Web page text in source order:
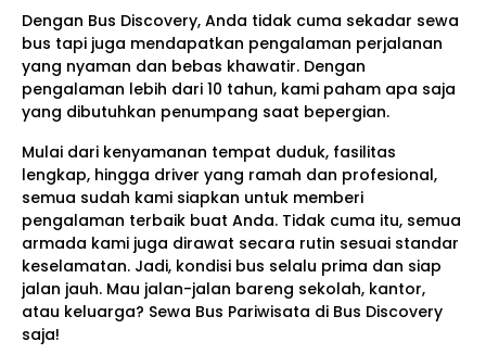
Dengan Bus Discovery, Anda tidak cuma sekadar sewa
bus tapi juga mendapatkan pengalaman perjalanan
yang nyaman dan bebas khawatir. Dengan
pengalaman lebih dari 10 tahun, kami paham apa saja
yang dibutuhkan penumpang saat bepergian.
Mulai dari kenyamanan tempat duduk, fasilitas
lengkap, hingga driver yang ramah dan profesional,
semua sudah kami siapkan untuk memberi
pengalaman terbaik buat Anda. Tidak cuma itu, semua
armada kami juga dirawat secara rutin sesuai standar
keselamatan. Jadi, kondisi bus selalu prima dan siap
jalan jauh. Mau jalan-jalan bareng sekolah, kantor,
atau keluarga? Sewa Bus Pariwisata di Bus Discovery
saja!